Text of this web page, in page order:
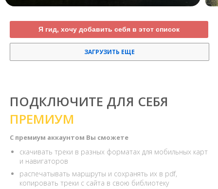
Я гид, хочу добавить себя в этот список
ЗАГРУЗИТЬ ЕЩЕ
ПОДКЛЮЧИТЕ ДЛЯ СЕБЯ
ПРЕМИУМ
С премиум аккаунтом Вы сможете
скачивать треки в разных форматах для мобильных карт
и навигаторов
распечатывать маршруты и сохранять их в pdf,
копировать треки с сайта в свою библиотеку